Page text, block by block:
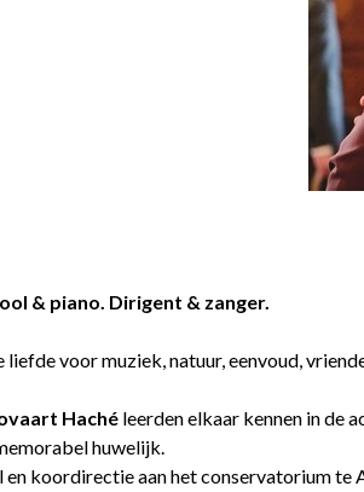
& piano. Dirigent & zanger.
liefde voor muziek, natuur, eenvoud,
Haché leerden elkaar kennen in de
huwelijk.
koordirectie aan het conservatorium te